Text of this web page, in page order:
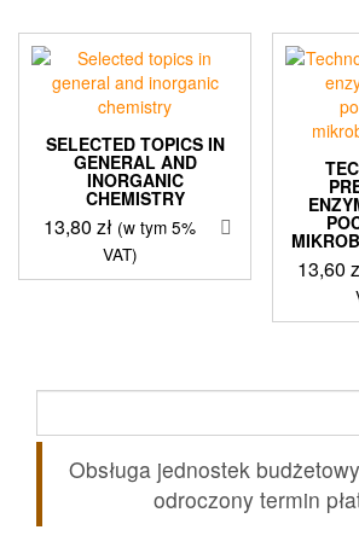
SELECTED TOPICS IN
GENERAL AND
INORGANIC
CHEMISTRY
13,80zł (w tym 5%
VAT)
13,60
Obsługa jednostek
odroczony termin